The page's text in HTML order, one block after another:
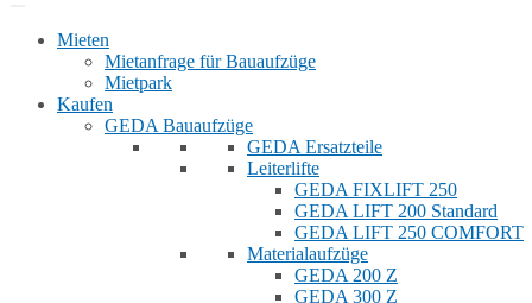
Mieten
Mietanfrage für Bauaufzüge
Mietpark
Kaufen
GEDA Bauaufzüge
GEDA Ersatzteile
Leiterlifte
GEDA FIXLIFT 250
GEDA LIFT 200 Standard
GEDA LIFT 250 COMFORT
Materialaufzüge
GEDA 200 Z
GEDA 300 Z